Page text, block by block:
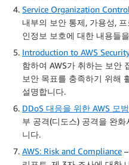
Service Organization
내부의 보안 통제, 가용성,
인정보 보호에 대한 내용들
Introduction to AWS
함하여 AWS가 취하는 보안
보안 목표를 충족하기 위해
설명합니다.
DDoS 대응을 위한 AWS 모
부 공격(디도스) 공격을 완
니다.
AWS: Risk and Compliance